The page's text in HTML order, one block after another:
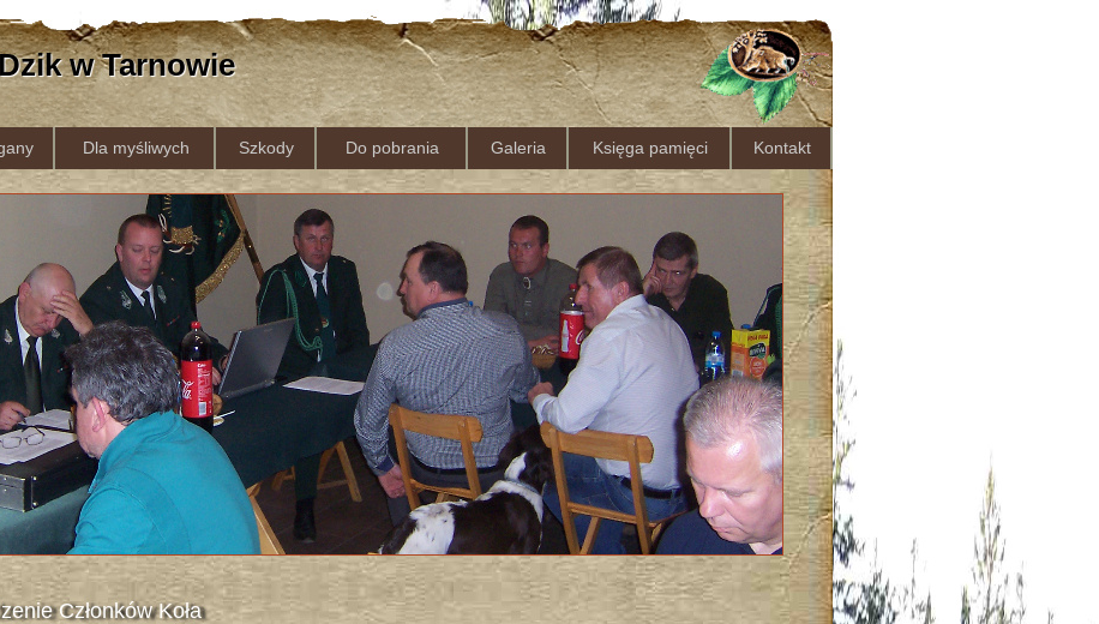
w Tarnowie
Dla myśliwych Szkody Do pobrania Galeria Księga pamięci Kontakt
Członków Koła